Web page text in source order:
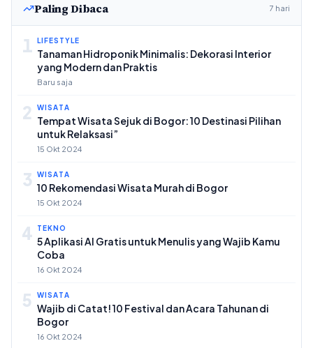
Paling Dibaca 7 hari
1 LIFESTYLE
Tanaman Hidroponik Minimalis: Dekorasi Interior
yang Modern dan Praktis
Baru saja
2 WISATA
Tempat Wisata Sejuk di Bogor: 10 Destinasi Pilihan
untuk Relaksasi”
15 Okt 2024
3 WISATA
10 Rekomendasi Wisata Murah di Bogor
15 Okt 2024
4 TEKNO
5 Aplikasi AI Gratis untuk Menulis yang Wajib Kamu
Coba
16 Okt 2024
5 WISATA
Wajib di Catat! 10 Festival dan Acara Tahunan di
Bogor
16 Okt 2024